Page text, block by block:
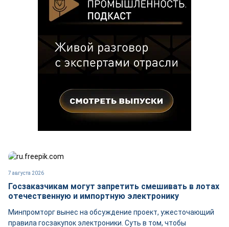
7 августа 2026
Госзаказчикам могут запретить смешивать в лотах
отечественную и импортную электронику
Минпромторг вынес на обсуждение проект, ужесточающий
правила госзакупок электроники. Суть в том, чтобы